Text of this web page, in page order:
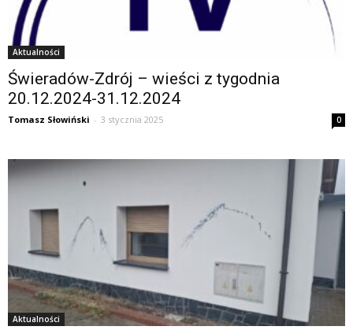
Aktualności
Świeradów-Zdrój – wieści z tygodnia
20.12.2024-31.12.2024
Tomasz Słowiński - 3 stycznia 2025 0
Aktualności